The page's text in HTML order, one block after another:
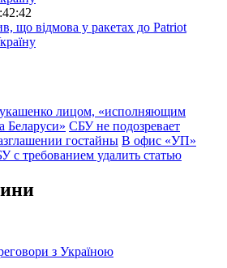
що відмова у ракетах до Patriot
лицом, «исполняющим
Беларуси» СБУ не подозревает
гостайны В офис «УП»
с требованием удалить статью
з Україною